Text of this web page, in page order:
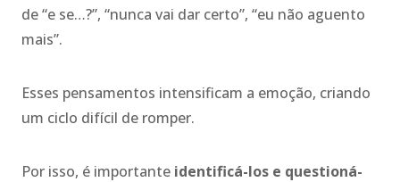
de “e se…?”, “nunca vai dar certo”, “eu não aguento
mais”.
Esses pensamentos intensificam a emoção, criando
um ciclo difícil de romper.
Por isso, é importante identificá-los e questioná-